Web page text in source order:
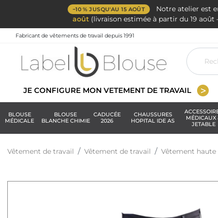
−10 % JUSQU'AU 15 AOÛT
Notre atelier est
août (livraison estimée à partir du 19
Fabricant de vêtements de travail depuis 1991
JE CONFIGURE MON VETEMENT DE TRAVAIL
BLOUSE
MÉDICALE
BLOUSE
BLANCHE CHIMIE
CADUCÉE
2026
CHAUSSURES
HOPITAL IDE AS
MÉDICAUX
JETABLE
Vêtement de travail Vêtement de travail Vêtement